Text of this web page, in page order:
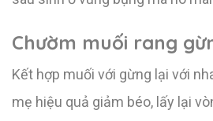
Chườm muối rang
Kết hợp muối với gừng lại với
mẹ hiệu quả giảm béo, lấy lại